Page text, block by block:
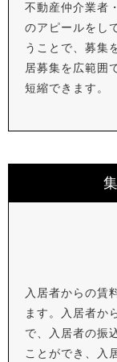
不動産仲介業者
のアピールをし
うことで、募集
居募集を広範囲
短縮できます。
入居者からの賃
ます。入居者か
で、入居者の振
ことができ、入